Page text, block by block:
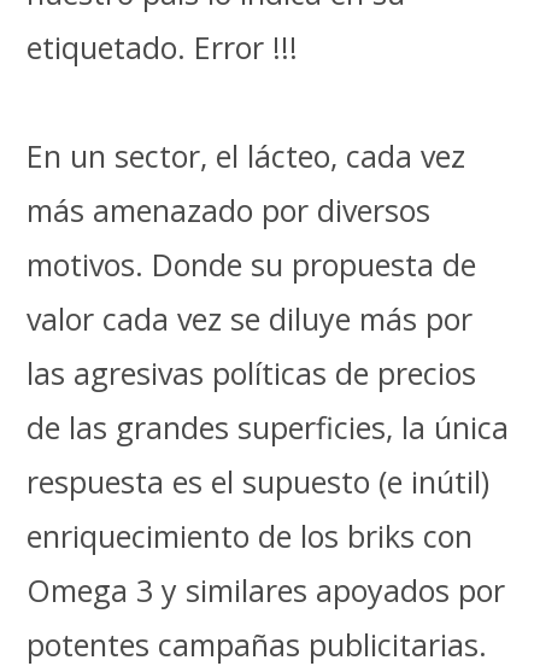
etiquetado. Error !!!
En un sector, el lácteo, cada vez
más amenazado por diversos
motivos. Donde su propuesta de
valor cada vez se diluye más por
las agresivas políticas de precios
de las grandes superficies, la única
respuesta es el supuesto (e inútil)
enriquecimiento de los briks con
Omega 3 y similares apoyados por
potentes campañas publicitarias.